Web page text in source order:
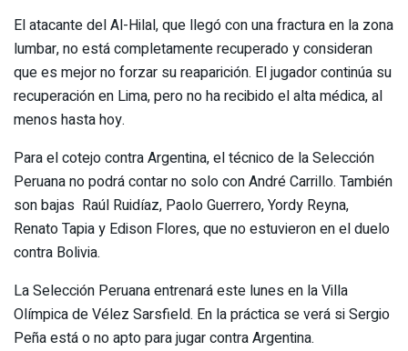
El atacante del Al-Hilal, que llegó con una fractura en la zona
lumbar, no está completamente recuperado y consideran
que es mejor no forzar su reaparición. El jugador continúa su
recuperación en Lima, pero no ha recibido el alta médica, al
menos hasta hoy.
Para el cotejo contra Argentina, el técnico de la Selección
Peruana no podrá contar no solo con André Carrillo. También
son bajas Raúl Ruidíaz, Paolo Guerrero, Yordy Reyna,
Renato Tapia y Edison Flores, que no estuvieron en el duelo
contra Bolivia.
La Selección Peruana entrenará este lunes en la Villa
Olímpica de Vélez Sarsfield. En la práctica se verá si Sergio
Peña está o no apto para jugar contra Argentina.